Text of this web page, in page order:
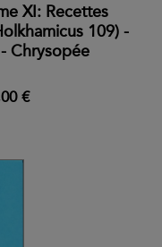
XI: Recettes
109) -
Chrysopée
€